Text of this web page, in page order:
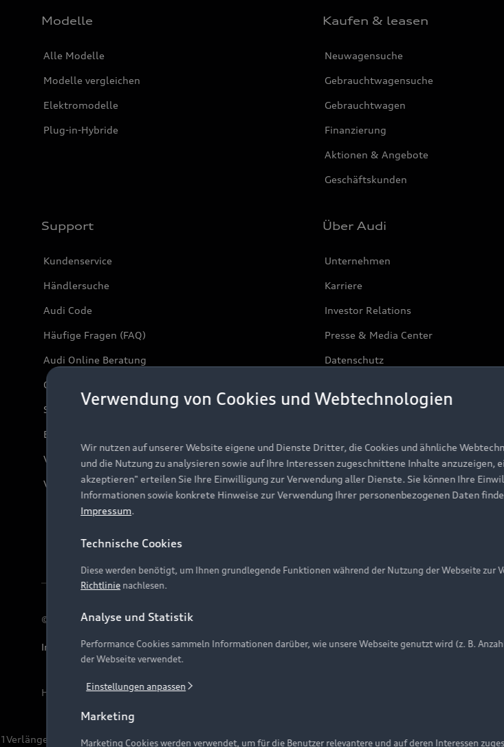
Modelle
Alle Modelle
Modelle vergleichen
Elektromodelle
Plug-in-Hybride
Kaufen & leasen
Neuwagensuche
Gebrauchtwagensuche
Gebrauchtwagen
Finanzierung
Aktionen & Angebote
Geschäftskunden
Support
Kundenservice
Händlersuche
Audi Code
Häufige Fragen (FAQ)
Audi Online Beratung
Online-Terminvereinbarung
Servicekontakt
Bordbuch & Bedienungsanleitungen
Verträge kündigen
Vertrag widerrufen
Über Audi
Unternehmen
Karriere
Investor Relations
Presse & Media Center
Datenschutz
© 2026 AUDI AG. Alle Rechte vorbehalten
Impressum Rechtliches Hinweisgebersystem Datenschutzinformation Cookie-
Hinweis: Die aktuelle Darstellung und Anordnung der Embleme am Fahrzeug bei allen
1Verlängerung vorbehalten.
Verwendung von Cookies und Webtechnologien
Wir nutzen auf unserer Website eigene und Dienste Dritter, die Cookies und ähnliche
und die Nutzung zu analysieren sowie auf Ihre Interessen zugeschnittene Inhalte
akzeptieren" erteilen Sie Ihre Einwilligung zur Verwendung aller Dienste. Sie können Ihre
Informationen sowie konkrete Hinweise zur Verwendung Ihrer personenbezogenen Daten
Impressum.
Technische Cookies
Diese werden benötigt, um Ihnen grundlegende Funktionen während der Nutzung der Webseite
Richtlinie nachlesen.
Analyse und Statistik
Performance Cookies sammeln Informationen darüber, wie unsere Webseite genutzt wird (z. B.
der Webseite verwendet.
Einstellungen anpassen
Marketing
Marketing Cookies werden verwendet, um für die Benutzer relevantere und auf deren Interessen